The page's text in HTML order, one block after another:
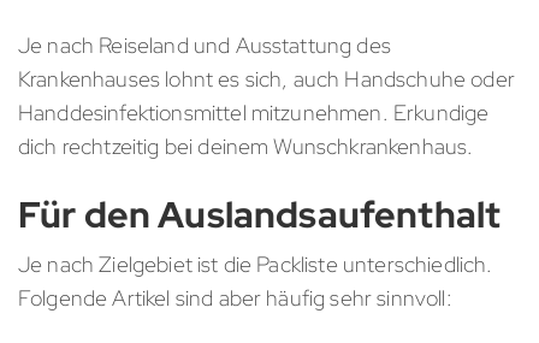
Je nach Reiseland und Ausstattung des
Krankenhauses lohnt es sich, auch Handschuhe oder
Handdesinfektionsmittel mitzunehmen. Erkundige
dich rechtzeitig bei deinem Wunschkrankenhaus.
Für den Auslandsaufenthalt
Je nach Zielgebiet ist die Packliste unterschiedlich.
Folgende Artikel sind aber häufig sehr sinnvoll: